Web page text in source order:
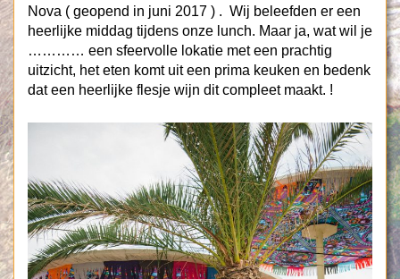
Nova ( geopend in juni 2017 ) . Wij beleefden er een
heerlijke middag tijdens onze lunch. Maar ja, wat wil je
………… een sfeervolle lokatie met een prachtig
uitzicht, het eten komt uit een prima keuken en bedenk
dat een heerlijke flesje wijn dit compleet maakt. !